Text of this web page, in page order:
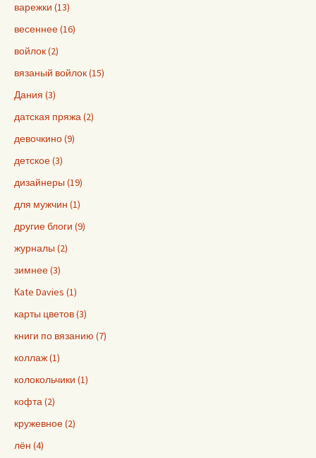
варежки (13)
весеннее (16)
войлок (2)
вязаный войлок (15)
Дания (3)
датская пряжа (2)
девочкино (9)
детское (3)
дизайнеры (19)
для мужчин (1)
другие блоги (9)
журналы (2)
зимнее (3)
Кate Davies (1)
карты цветов (3)
книги по вязанию (7)
коллаж (1)
колокольчики (1)
кофта (2)
кружевное (2)
лён (4)